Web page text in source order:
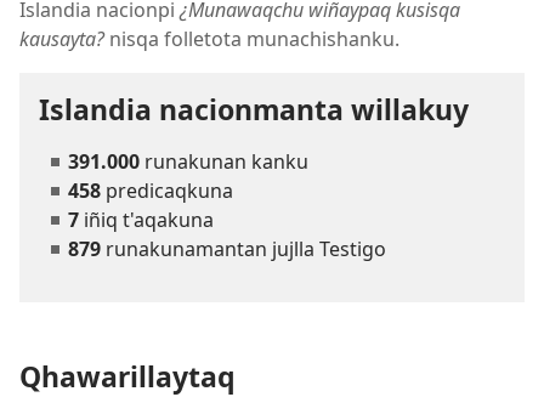
Islandia nacionpi¿Munawaqchu wiñaypaq kusisqa
kausayta?nisqa folletota munachishanku.
Islandia nacionmanta willakuy
391.000 runakunan kanku
458 predicaqkuna
7 iñiq t'aqakuna
879 runakunamantan jujlla Testigo
Qhawarillaytaq